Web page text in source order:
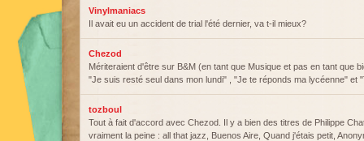
Vinylmaniacs
Il avait eu un accident de trial l'été dernier, va t-il mieux?
Chezod
Mériteraient d'être sur B&M (en tant que Musique et pas en tant que
"Je suis resté seul dans mon lundi" , "Je te réponds ma lycéenne" et
tozboul
Tout à fait d'accord avec Chezod. Il y a bien des titres de Philippe
vraiment la peine : all that jazz, Buenos Aire, Quand j'étais petit,